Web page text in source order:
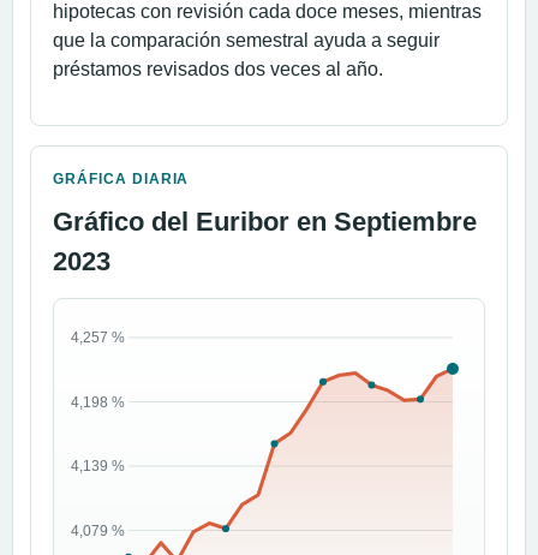
hipotecas con revisión cada doce meses, mientras
que la comparación semestral ayuda a seguir
préstamos revisados dos veces al año.
GRÁFICA DIARIA
Gráfico del Euribor en Septiembre
2023